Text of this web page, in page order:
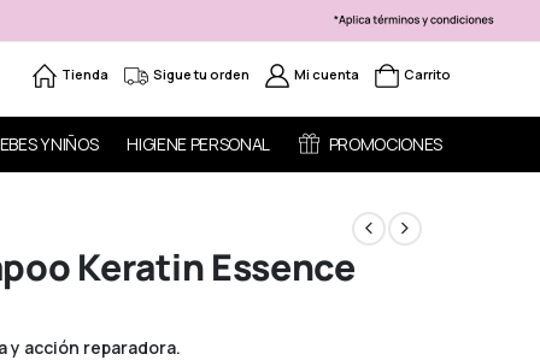
Tienda Sigue tu orden Mi cuenta Carrito
Y NIÑOS HIGIENE PERSONAL PROMOCIONES
Keratin Essence
y acción reparadora.